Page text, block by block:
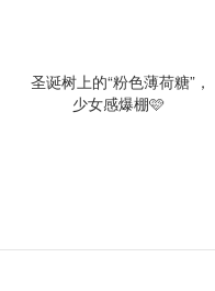
圣诞树上的“粉色薄荷糖”，
少女感爆棚🩷